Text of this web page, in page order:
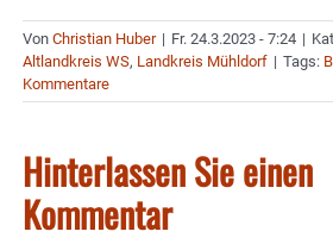
Von Christian Huber | Fr. 24.3.2023 - 7:24 |
Altlandkreis WS, Landkreis Mühldorf | Tags:
Kommentare
Hinterlassen Sie einen
Kommentar